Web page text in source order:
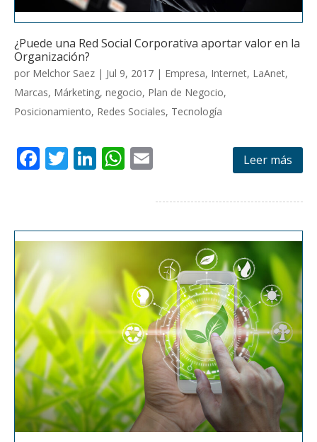
¿Puede una Red Social Corporativa aportar valor en la
Organización?
por Melchor Saez | Jul 9, 2017 | Empresa, Internet, LaAnet,
Marcas, Márketing, negocio, Plan de Negocio,
Posicionamiento, Redes Sociales, Tecnología
F
b
o
o
k
T
er
Li
e
dI
n
W
s
A
p
p
ai
l
Leer más